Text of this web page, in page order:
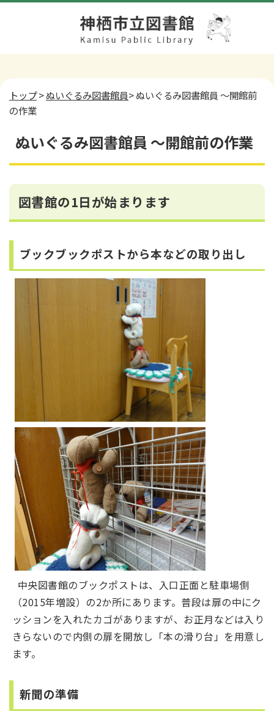
トップ>ぬいぐるみ図書館員> ぬいぐるみ図書館員 ～開館前
の作業
ぬいぐるみ図書館員 ～開館前の作業
図書館の1日が始まります
ブックブックポストから本などの取り出し
中央図書館のブックポストは、入口正面と駐車場側
（2015年増設）の2か所にあります。普段は扉の中にク
ッションを入れたカゴがありますが、お正月などは入り
きらないので内側の扉を開放し「本の滑り台」を用意し
ます。
新聞の準備